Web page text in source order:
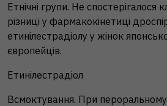
Етнічні групи. Не спостерігалося
різниці у фармакокінетиці
етинілестрадіолу у жінок
європейців.
Етинілестрадіол
Всмоктування. При пероральному